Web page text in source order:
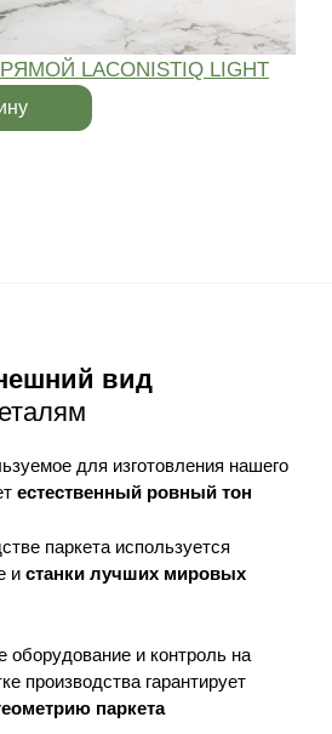
LACONISTIQ LIGHT
вид
для изготовления нашего
естественный ровный тон
паркета используется
и станки лучших мировых
оборудование и контроль на
производства гарантирует
паркета